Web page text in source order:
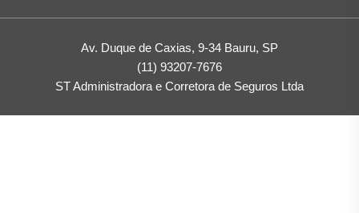
Av. Duque de Caxias, 9-34 Bauru, SP
(11) 93207-7676
ST Administradora e Corretora de Seguros Ltda